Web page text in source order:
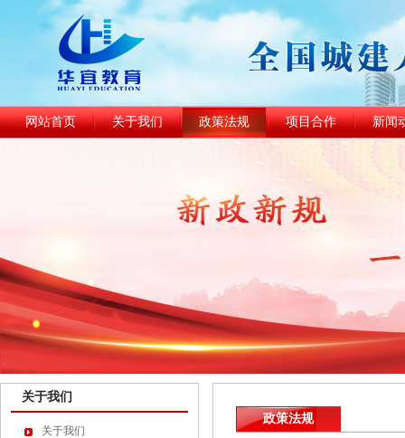
网站首页 关于我们 政策法规 项目合作 新闻
关于我们
关于我们
政策法规